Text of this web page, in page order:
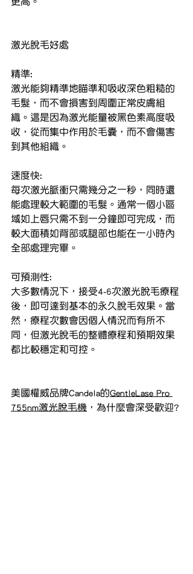
激光脫毛好處
精準:
激光能夠精準地瞄準和吸收深色粗糙的
毛髮，而不會損害到周圍正常皮膚組
織。這是因為激光能量被黑色素高度吸
收，從而集中作用於毛囊，而不會傷害
到其他組織。
速度快:
每次激光脈衝只需幾分之一秒，同時還
能處理較大範圍的毛髮。通常一個小區
域如上唇只需不到一分鐘即可完成，而
較大面積如背部或腿部也能在一小時內
全部處理完畢。
可預測性:
大多數情況下，接受4-6次激光脫毛療程
後，即可達到基本的永久脫毛效果。當
然，療程次數會因個人情況而有所不
同，但激光脫毛的整體療程和預期效果
都比較穩定和可控。
美國權威品牌Candela的GentleLase Pro
755nm激光脫毛機 ，為什麼會深受歡迎?